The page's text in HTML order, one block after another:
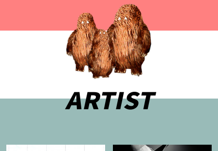
ARTIST